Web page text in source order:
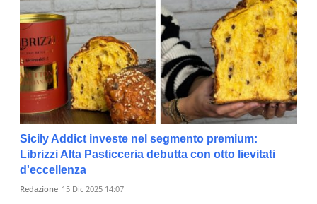
Sicily Addict investe nel segmento premium:
Librizzi Alta Pasticceria debutta con otto lievitati
d'eccellenza
Redazione 15 Dic 2025 14:07